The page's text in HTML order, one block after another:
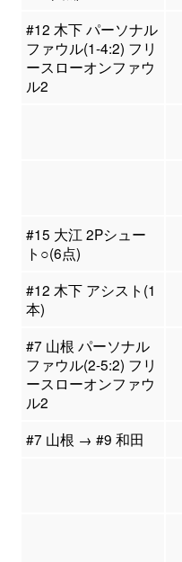
#12 木下 パーソナル
ファウル(1-4:2) フリ
ースローオンファウ
ル2
#15 大江 2Pシュー
ト○(6点)
#12 木下 アシスト(1
本)
#7 山根 パーソナル
ファウル(2-5:2) フリ
ースローオンファウ
ル2
#7 山根 → #9 和田